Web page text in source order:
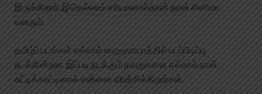
இருக்கிறார். இதெல்லாம் சரியானால்தான் தான் சினிமா
வளரும்.
தமிழ்ப் படங்கள் எல்லாம் ஹைதராபாத்தில் படப்பிடிப்பு
நடக்கின்றன. இப்படி நடக்கும் தவறுகளை எல்லாம் நான்
சுட்டிக்காட்டினால் என்னை விமர்சிக்கிறார்கள்.